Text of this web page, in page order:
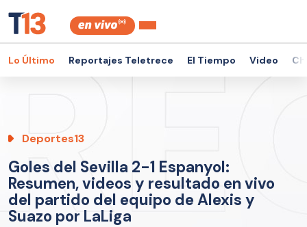
Lo Último Reportajes Teletrece El Tiempo Video
Deportes13
Goles del Sevilla 2-1 Espanyol:
Resumen, videos y resultado en vivo
del partido del equipo de Alexis y
Suazo por LaLiga